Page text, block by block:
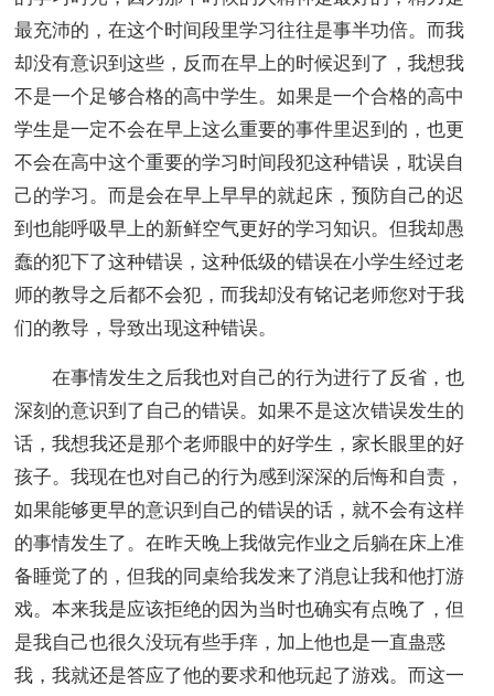
最充沛的，在这个时间段里学习往往是事半功倍。而我
却没有意识到这些，反而在早上的时候迟到了，我想我
不是一个足够合格的高中学生。如果是一个合格的高中
学生是一定不会在早上这么重要的事件里迟到的，也更
不会在高中这个重要的学习时间段犯这种错误，耽误自
己的学习。而是会在早上早早的就起床，预防自己的迟
到也能呼吸早上的新鲜空气更好的学习知识。但我却愚
蠢的犯下了这种错误，这种低级的错误在小学生经过老
师的教导之后都不会犯，而我却没有铭记老师您对于我
们的教导，导致出现这种错误。
在事情发生之后我也对自己的行为进行了反省，也
深刻的意识到了自己的错误。如果不是这次错误发生的
话，我想我还是那个老师眼中的好学生，家长眼里的好
孩子。我现在也对自己的行为感到深深的后悔和自责，
如果能够更早的意识到自己的错误的话，就不会有这样
的事情发生了。在昨天晚上我做完作业之后躺在床上准
备睡觉了的，但我的同桌给我发来了消息让我和他打游
戏。本来我是应该拒绝的因为当时也确实有点晚了，但
是我自己也很久没玩有些手痒，加上他也是一直蛊惑
我，我就还是答应了他的要求和他玩起了游戏。而这一